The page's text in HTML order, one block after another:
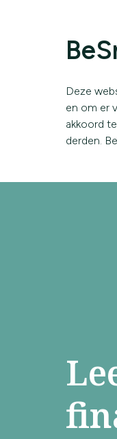
Deze
en om er
akkoord
derden.